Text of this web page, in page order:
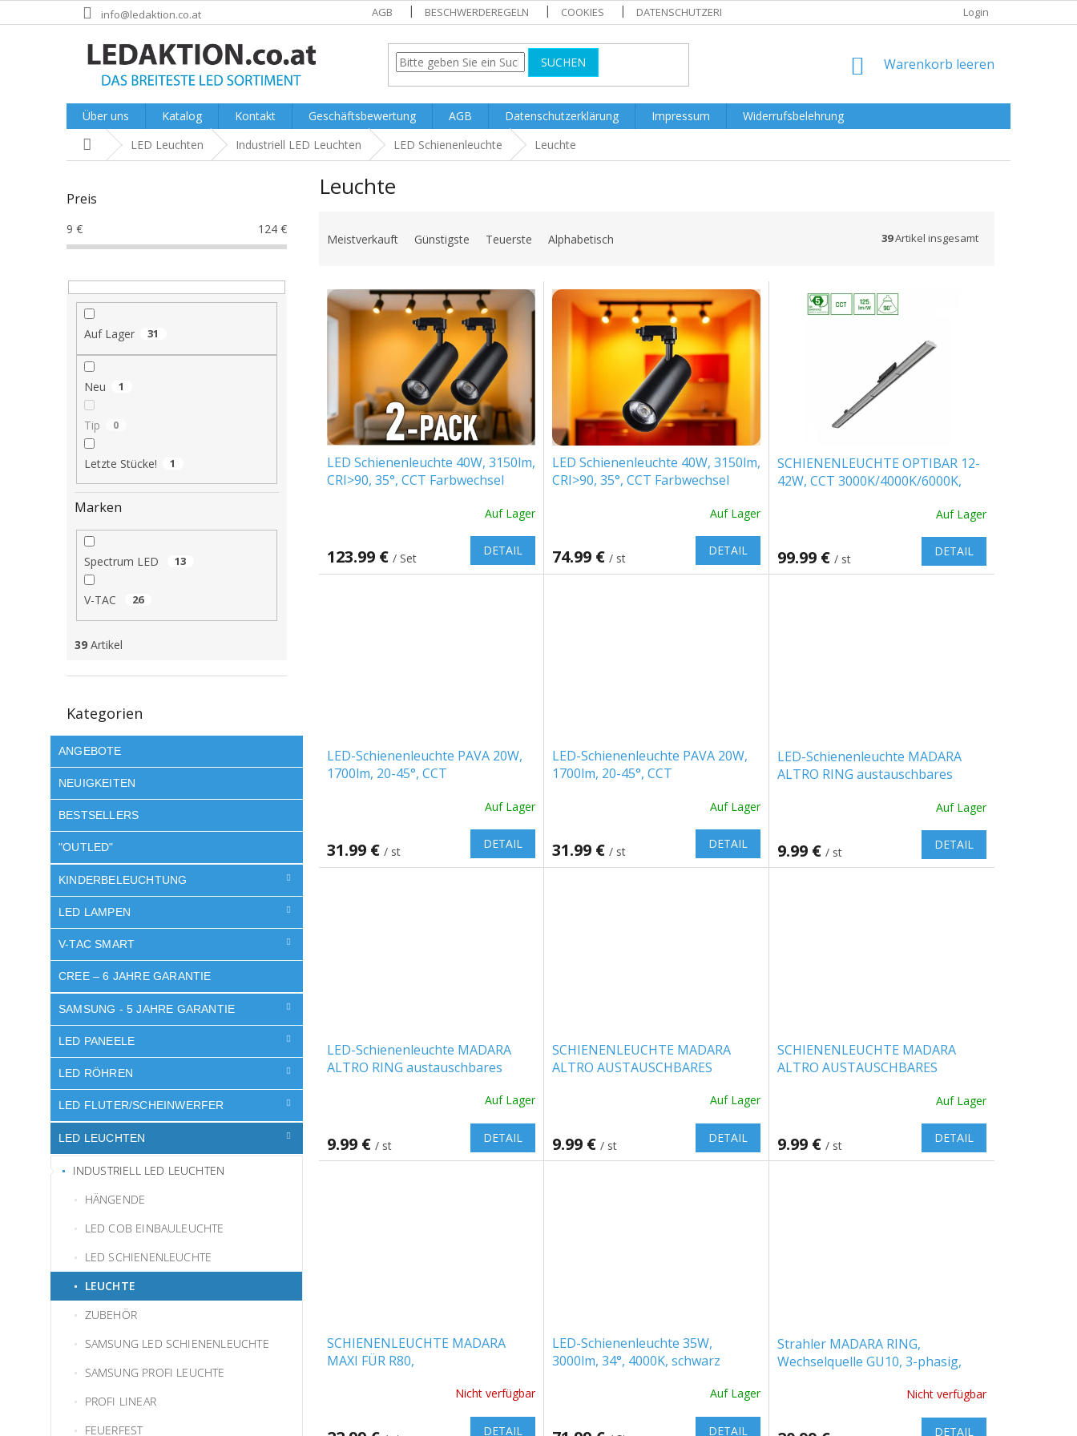
Inhalt
info@ledaktion.co.at AGB BESCHWERDEREGELN COOKIES DATENSCHUTZERKLÄRUNG Login
SUCHEN WARENKORB
Warenkorb leeren
Über uns Katalog Kontakt Geschäftsbewertung AGB Datenschutzerklärung Impressum
Widerrufsbelehrung
StartseiteLED Leuchten Industriell LED Leuchten LED Schienenleuchte Leuchte
i
t
e
e
Preis
9 € 124 €
Auf Lager 31
Neu 1
Tip 0
Letzte Stücke! 1
Marken
Spectrum LED 13
V-TAC 26
39 Artikel
überspringen
Kategorien
ANGEBOTE
NEUIGKEITEN
BESTSELLERS
"OUTLED"
KINDERBELEUCHTUNG
LED LAMPEN
V-TAC SMART
CREE – 6 JAHRE GARANTIE
SAMSUNG - 5 JAHRE GARANTIE
LED PANEELE
LED RÖHREN
LED FLUTER/SCHEINWERFER
LED LEUCHTEN
INDUSTRIELL LED LEUCHTEN
HÄNGENDE
LED COB EINBAULEUCHTE
LED SCHIENENLEUCHTE
LEUCHTE
ZUBEHÖR
SAMSUNG LED SCHIENENLEUCHTE
SAMSUNG PROFI LEUCHTE
PROFI LINEAR
FEUERFEST
Leuchte
u
u
n
Meistverkauft Günstigste Teuerste Alphabetisch 39Artikel insgesamt
P
d
LED Schienenleuchte 40W, 3150lm,
CRI>90, 35°, CCT Farbwechsel
Auf Lager
123.99 € / Set
DETAIL
LED Schienenleuchte 40W, 3150lm,
CRI>90, 35°, CCT Farbwechsel
Auf Lager
74.99 € / st
DETAIL
SCHIENENLEUCHTE OPTIBAR 12-
42W, CCT 3000K/4000K/6000K,
Auf Lager
99.99 € / st
DETAIL
LED-Schienenleuchte PAVA 20W,
1700lm, 20-45°, CCT
Auf Lager
31.99 € / st
DETAIL
LED-Schienenleuchte PAVA 20W,
1700lm, 20-45°, CCT
schwarz [SLI033033CCT_PW]Auf Lager
31.99 € / st
DETAIL
LED-Schienenleuchte MADARA
ALTRO RING austauschbares
Auf Lager
9.99 € / st
DETAIL
LED-Schienenleuchte MADARA
ALTRO RING austauschbares
Auf Lager
9.99 € / st
DETAIL
SCHIENENLEUCHTE MADARA
ALTRO AUSTAUSCHBARES
Auf Lager
9.99 € / st
DETAIL
SCHIENENLEUCHTE MADARA
ALTRO AUSTAUSCHBARES
Auf Lager
9.99 € / st
DETAIL
SCHIENENLEUCHTE MADARA
MAXI FÜR R80,
E27, 3-PHASIG, SCHWARZNicht verfügbar
DETAIL
LED-Schienenleuchte 35W,
3000lm, 34°, 4000K, schwarz
Auf Lager
DETAIL
Strahler MADARA RING,
Wechselquelle GU10, 3-phasig,
Nicht verfügbar
DETAIL